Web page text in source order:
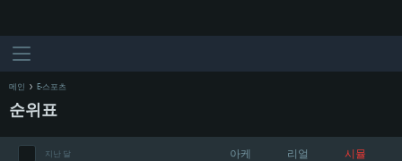
메인 E-스포츠
순위표
지난 달 아케 리얼 시뮬